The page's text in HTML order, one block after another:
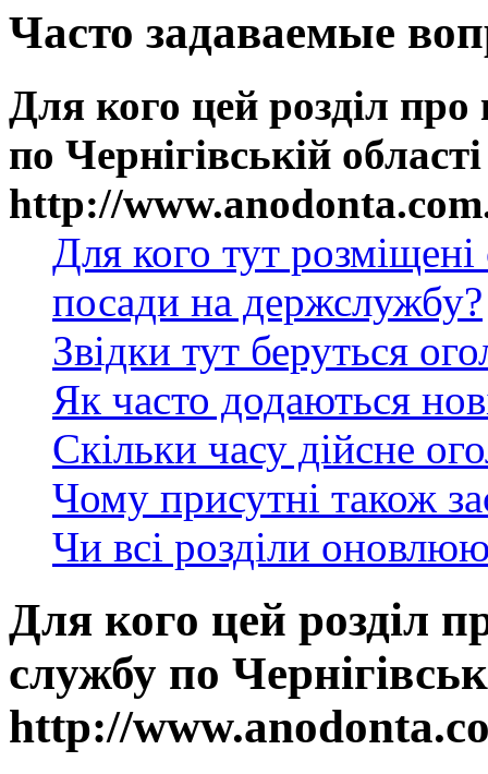
Часто задаваемые
Для кого цей розділ
по Чернігівській
http://
Для кого тут
посади на держслужбу?
Звідки тут беруться
Як часто додаються
Скільки часу дійсне
Чому присутні також
Чи всі розділи
Для кого цей розділ
службу по
http://